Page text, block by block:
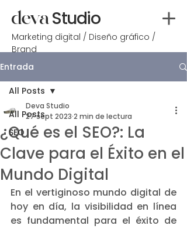
deva Studio
Marketing digital / Diseño gráfico /
Brand
Entrada
All Posts
SEO
All Posts
¿Qué es el SEO?: La
Clave para el Éxito en el
Mundo Digital
Deva Studio
27 sept 2023 2 min de lectura
En el vertiginoso mundo digital de
hoy en día, la visibilidad en línea
es fundamental para el éxito de